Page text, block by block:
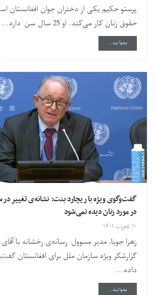
پرستو حکیم یکی از دختران جوان افغانستان
حقوق زنان کار می‌کند. او 25 سال سن دارد...
بخوانید...
گفت‌وگوی ویژه با ریچارد بنت: نشانه‌ی تغییر
در مورد زنان دیده نمی‌شود
۱۰ عقرب ۱۴۰۱
زهرا جویا، مدیر مسوول رسانه‌ی رخشانه با
گزارشگر ویژه سازمان ملل برای افغانستان
داده...
بخوانید...